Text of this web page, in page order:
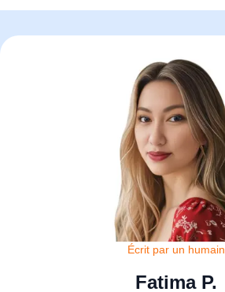
Écrit par un humain
Fatima P.